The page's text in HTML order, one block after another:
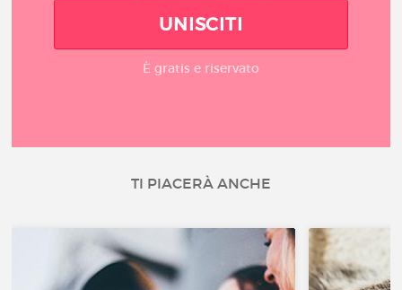
UNISCITI
È gratis e riservato
TI PIACERÀ ANCHE